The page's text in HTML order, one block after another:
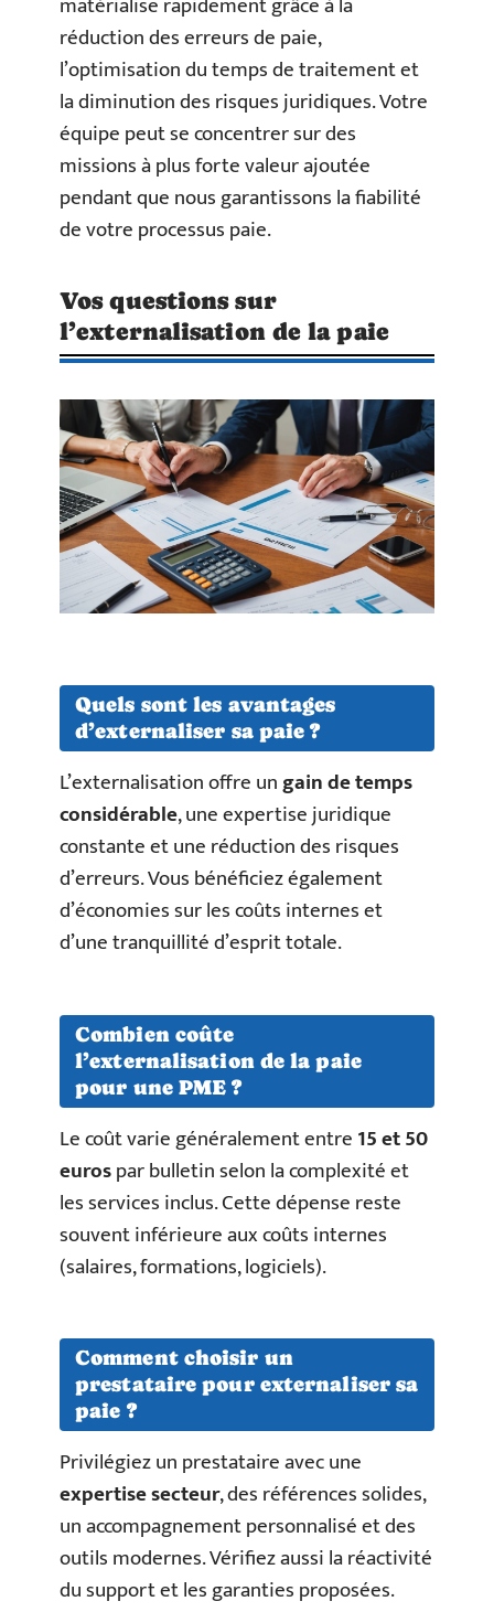
réduction des erreurs de paie,
l’optimisation du temps de traitement et
la diminution des risques juridiques. Votre
équipe peut se concentrer sur des
missions à plus forte valeur ajoutée
pendant que nous garantissons la fiabilité
de votre processus paie.
Vos questions sur
l’externalisation de la paie
Quels sont les avantages
d’externaliser sa paie ?
L’externalisation offre ungain de temps
considérable, une expertise juridique
constante et une réduction des risques
d’erreurs. Vous bénéficiez également
d’économies sur les coûts internes et
d’une tranquillité d’esprit totale.
Combien coûte
l’externalisation de la paie
pour une PME ?
Le coût varie généralement entre15 et 50
eurospar bulletin selon la complexité et
les services inclus. Cette dépense reste
souvent inférieure aux coûts internes
(salaires, formations, logiciels).
Comment choisir un
prestataire pour externaliser sa
paie ?
Privilégiez un prestataire avec une
expertise secteur, des références solides,
un accompagnement personnalisé et des
outils modernes. Vérifiez aussi la réactivité
du support et les garanties proposées.